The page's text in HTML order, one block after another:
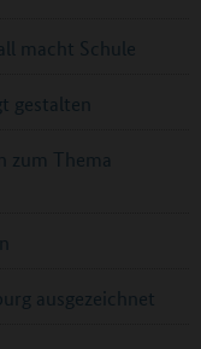
macht Schule
gestalten
zum Thema
ausgezeichnet